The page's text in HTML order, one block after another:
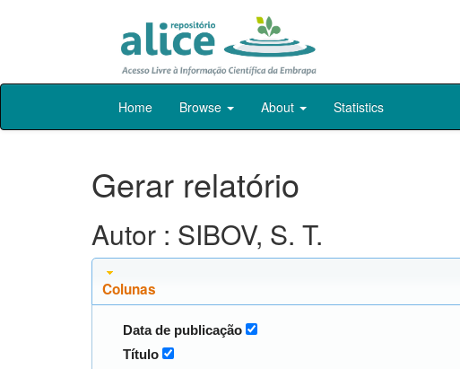
Skip
Home Browse About Statistics
Gerar relatório
Autor : SIBOV, S. T.
Colunas
Data de publicação
Título